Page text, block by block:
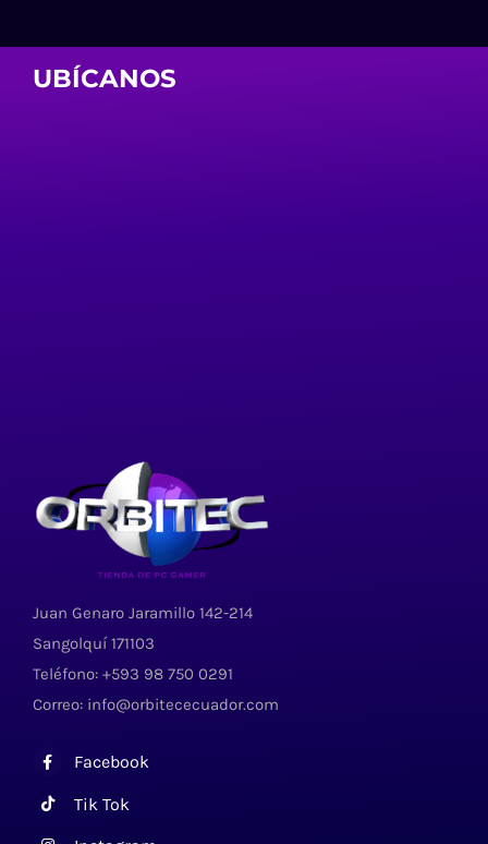
UBÍCANOS
Juan Genaro Jaramillo 142-214
Sangolquí 171103
Teléfono: +593 98 750 0291
Correo: info@orbitececuador.com
Facebook
Tik Tok